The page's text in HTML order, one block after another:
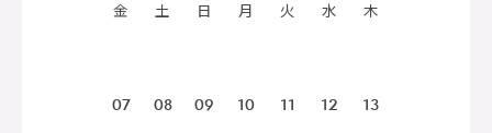
金
07
土
08
日
09
月
10
火
11
水
12
木
13